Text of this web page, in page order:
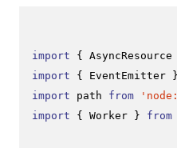
import { AsyncResource
import { EventEmitter
import path from
import { Worker } from